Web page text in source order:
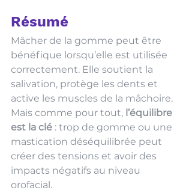
Résumé
Mâcher de la gomme peut être
bénéfique lorsqu’elle est utilisée
correctement. Elle soutient la
salivation, protège les dents et
active les muscles de la mâchoire.
Mais comme pour tout, l’équilibre
est la clé : trop de gomme ou une
mastication déséquilibrée peut
créer des tensions et avoir des
impacts négatifs au niveau
orofacial.